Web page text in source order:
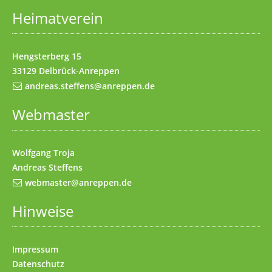
Impressum(Access key 8)
Kontakt(Access key 9)
Heimatverein
Hengsterberg 15
33129 Delbrück-Anreppen
andreas.steffens@anreppen.de
Webmaster
Wolfgang Troja
Andreas Steffens
webmaster@anreppen.de
Hinweise
Impressum
Datenschutz